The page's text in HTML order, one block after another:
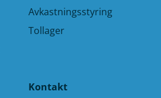
Avkastningsstyring
Tollager
Kontakt